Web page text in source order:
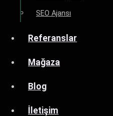
SEO Ajansı
Referanslar
Mağaza
Blog
İletişim